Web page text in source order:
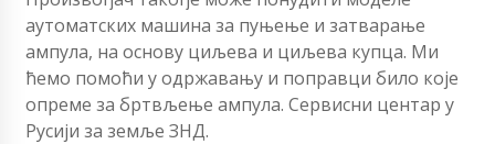
аутоматских машина за пуњење и затварање
ампула, на основу циљева и циљева купца. Ми
ћемо помоћи у одржавању и поправци било које
опреме за бртвљење ампула. Сервисни центар у
Русији за земље ЗНД.